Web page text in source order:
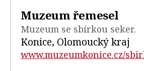
Muzeum řemesel
Muzeum se sbírkou seker.
Konice, Olomoucký kraj
www.muzeumkonice.cz/